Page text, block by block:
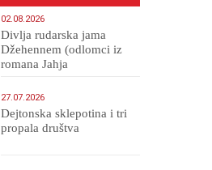
02.08.2026
Divlja rudarska jama
Džehennem (odlomci iz
romana Jahja
27.07.2026
Dejtonska sklepotina i tri
propala društva